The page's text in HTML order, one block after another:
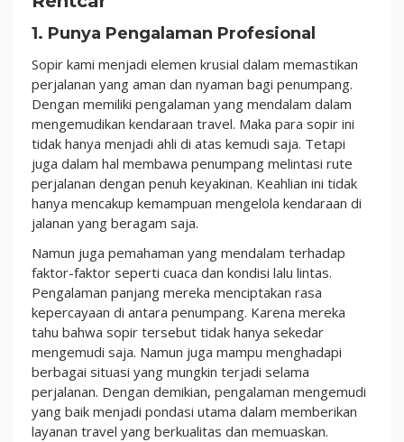
1. Punya Pengalaman Profesional
Sopir kami menjadi elemen krusial dalam memastikan
perjalanan yang aman dan nyaman bagi penumpang.
Dengan memiliki pengalaman yang mendalam dalam
mengemudikan kendaraan travel. Maka para sopir ini
tidak hanya menjadi ahli di atas kemudi saja. Tetapi
juga dalam hal membawa penumpang melintasi rute
perjalanan dengan penuh keyakinan. Keahlian ini tidak
hanya mencakup kemampuan mengelola kendaraan di
jalanan yang beragam saja.
Namun juga pemahaman yang mendalam terhadap
faktor-faktor seperti cuaca dan kondisi lalu lintas.
Pengalaman panjang mereka menciptakan rasa
kepercayaan di antara penumpang. Karena mereka
tahu bahwa sopir tersebut tidak hanya sekedar
mengemudi saja. Namun juga mampu menghadapi
berbagai situasi yang mungkin terjadi selama
perjalanan. Dengan demikian, pengalaman mengemudi
yang baik menjadi pondasi utama dalam memberikan
layanan travel yang berkualitas dan memuaskan.